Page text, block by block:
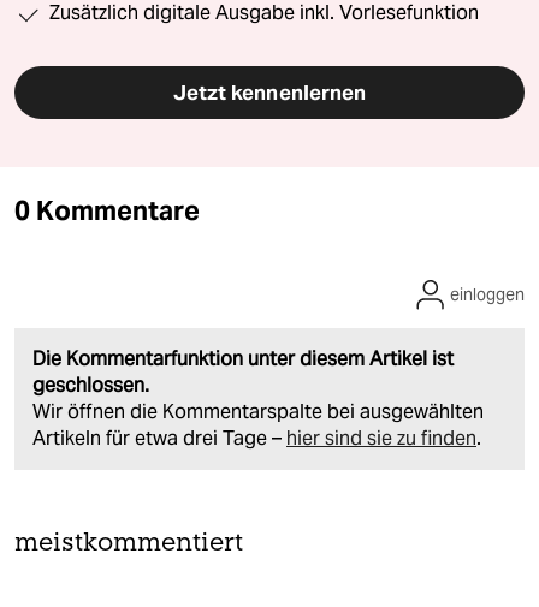
Zusätzlich digitale Ausgabe inkl. Vorlesefunktion
Jetzt kennenlernen
0 Kommentare
Die Kommentarfunktion unter diesem Artikel ist
geschlossen.
Wir öffnen die Kommentarspalte bei ausgewählten
Artikeln für etwa drei Tage – hier sind sie zu finden.
einloggen
meistkommentiert